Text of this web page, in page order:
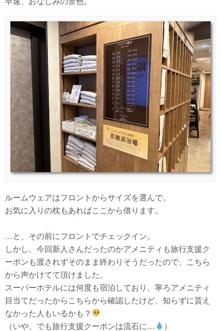
ルームウェアはフロントからサイズを選んで。
お気に入りの枕もあればここから借ります。
…と、その前にフロントでチェックイン。
しかし、今回新人さんだったのかアメニティも旅行支援ク
ーポンも渡されずそのまま終わりそうだったので、こちら
から声かけてて頂けました。
スーパーホテルには何度も宿泊しており、寧ろアメニティ
目当てだったからこちらから確認したけど、知らずに貰え
なかった人もいるかも？
（いや、でも旅行支援クーポンは流石に…
）